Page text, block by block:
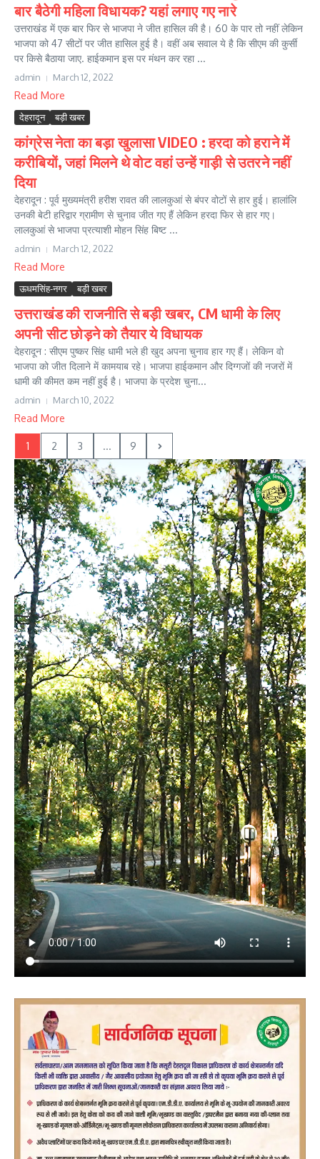
बार बैठेगी महिला विधायक? यहां लगाए गए नारे
उत्तराखंड में एक बार फिर से भाजपा ने जीत हासिल की है। 60 के पार तो नहीं लेकिन
भाजपा को 47 सीटों पर जीत हासिल हुई है। वहीं अब सवाल ये है कि सीएम की कुर्सी
पर किसे बैठाया जाए. हाईकमान इस पर मंथन कर रहा ...
admin March 12, 2022
Read More
देहरादून बड़ी खबर
कांग्रेस नेता का बड़ा खुलासा VIDEO : हरदा को हराने में
करीबियों, जहां मिलने थे वोट वहां उन्हें गाड़ी से उतरने नहीं
दिया
देहरादून : पूर्व मुख्यमंत्री हरीश रावत की लालकुआं से बंपर वोटों से हार हुई। हालांलि
उनकी बेटी हरिद्वार ग्रामीण से चुनाव जीत गए हैं लेकिन हरदा फिर से हार गए।
लालकुआं से भाजपा प्रत्याशी मोहन सिंह बिष्ट ...
admin March 12, 2022
Read More
ऊधमसिंह-नगर बड़ी खबर
उत्तराखंड की राजनीति से बड़ी खबर, CM धामी के लिए
अपनी सीट छोड़ने को तैयार ये विधायक
देहरादून : सीएम पुष्कर सिंह धामी भले ही खुद अपना चुनाव हार गए हैं। लेकिन वो
भाजपा को जीत दिलाने में कामयाब रहे। भाजपा हाईकमान और दिग्गजों की नजरों में
धामी की कीमत कम नहीं हुई है। भाजपा के प्रदेश चुना...
admin March 10, 2022
Read More
1 2 3 ... 9